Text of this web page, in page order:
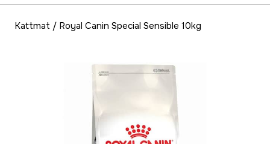
Kattmat / Royal Canin Special Sensible 10kg